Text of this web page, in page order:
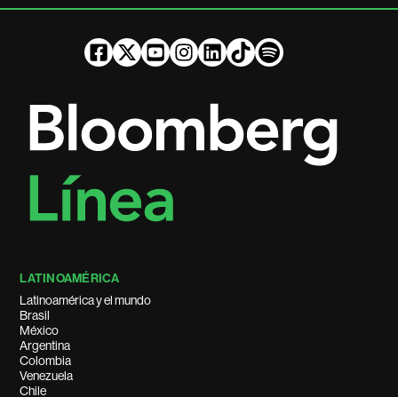
LATINOAMÉRICA
Latinoamérica y el mundo
Brasil
México
Argentina
Colombia
Venezuela
Chile